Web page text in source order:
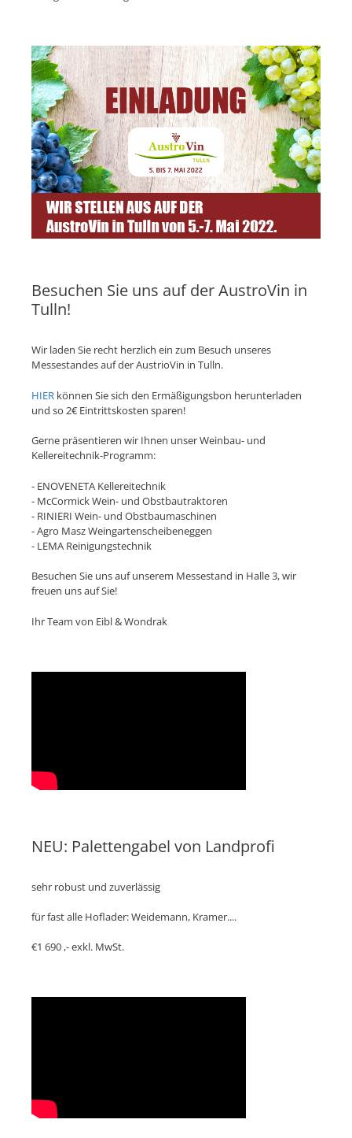
Besuchen Sie uns auf der AustroVin in
Tulln!
Wir laden Sie recht herzlich ein zum Besuch unseres
Messestandes auf der AustrioVin in Tulln.
HIER können Sie sich den Ermäßigungsbon herunterladen
und so 2€ Eintrittskosten sparen!
Gerne präsentieren wir Ihnen unser Weinbau- und
Kellereitechnik-Programm:
- ENOVENETA Kellereitechnik
- McCormick Wein- und Obstbautraktoren
- RINIERI Wein- und Obstbaumaschinen
- Agro Masz Weingartenscheibeneggen
- LEMA Reinigungstechnik
Besuchen Sie uns auf unserem Messestand in Halle 3, wir
freuen uns auf Sie!
Ihr Team von Eibl & Wondrak
NEU: Palettengabel von Landprofi
sehr robust und zuverlässig
für fast alle Hoflader: Weidemann, Kramer....
€1 690 ,- exkl. MwSt.